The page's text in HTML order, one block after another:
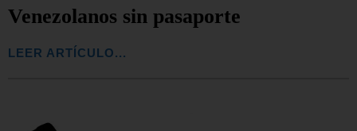
Venezolanos sin pasaporte
LEER ARTÍCULO...